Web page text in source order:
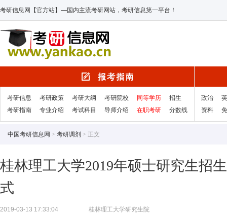
考研信息网【官方站】—国内主流考研网站，考研信息第一平台！
考研信息 考研政策 考研大纲 考研院校 同等学历
招生
考研指南
专业介绍 考试科目 导师介绍 在职考研 分数线
政治
资料
中国考研信息网 > 考研调剂 > 正文
桂林理工大学2019年硕士研究生招
式
2019-03-13 17:33:04 桂林理工大学研究生院